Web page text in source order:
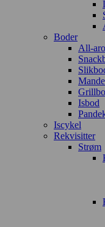
Boder
All-
Isbod
Iscykel
Rekvisitter
Strøm